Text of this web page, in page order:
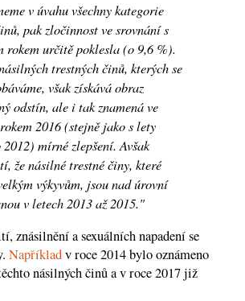
v úvahu všechny kategorie
pak zločinnost ve srovnání s
rokem určitě poklesla (o 9,6 %).
trestných činů, kterých se
však získává obraz
odstín, ale i tak znamená ve
2016 (stejně jako s lety
2012) mírné zlepšení. Avšak
že násilné trestné činy, které
výkyvům, jsou nad úrovní
v letech 2013 až 2015."
znásilnění a sexuálních napadení se
Napříkladv roce 2014 bylo oznámeno
násilných činů a v roce 2017 již